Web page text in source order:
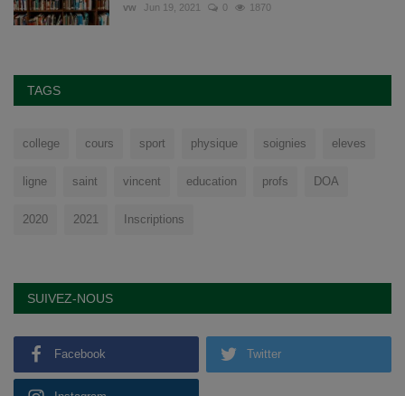
vw Jun 19, 2021 0 1870
TAGS
college cours sport physique soignies eleves
ligne saint vincent education profs DOA
2020 2021 Inscriptions
SUIVEZ-NOUS
Facebook Twitter